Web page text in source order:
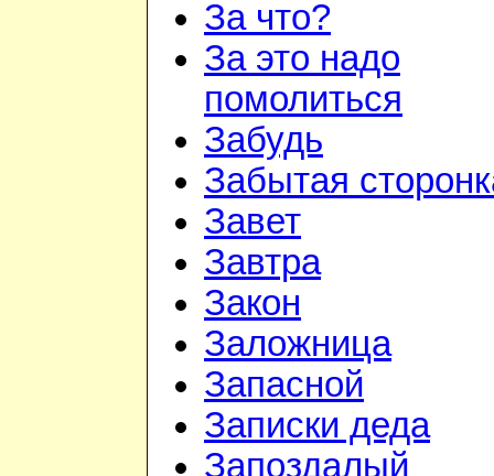
За что?
За это надо
помолиться
Забудь
Забытая
Завет
Завтра
Закон
Заложница
Запасной
Записки деда
Запоздалый